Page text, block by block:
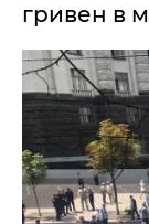
гривен в